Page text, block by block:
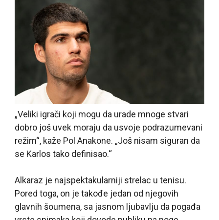
„Veliki igrači koji mogu da urade mnoge stvari
dobro još uvek moraju da usvoje podrazumevani
režim“, kaže Pol Anakone. „Još nisam siguran da
se Karlos tako definisao.“
Alkaraz je najspektakularniji strelac u tenisu.
Pored toga, on je takođe jedan od njegovih
glavnih šoumena, sa jasnom ljubavlju da pogađa